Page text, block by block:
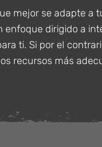
mejor se adapte a
enfoque dirigido a
ti. Si por el
recursos más